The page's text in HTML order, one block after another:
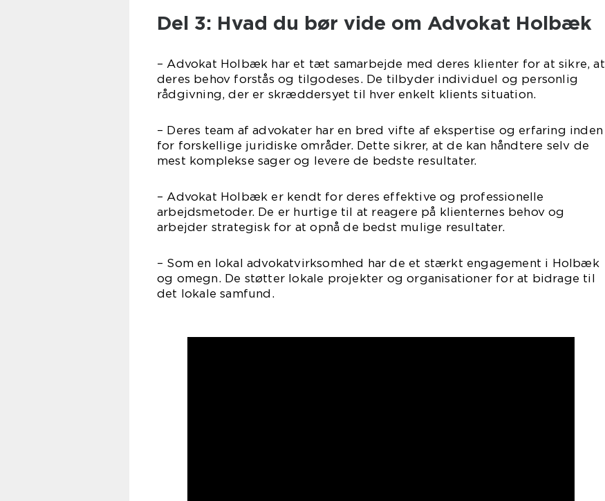
Del 3: Hvad du bør vide om Advokat Holbæk
– Advokat Holbæk har et tæt samarbejde med deres klienter for at sikre, at
deres behov forstås og tilgodeses. De tilbyder individuel og personlig
rådgivning, der er skræddersyet til hver enkelt klients situation.
– Deres team af advokater har en bred vifte af ekspertise og erfaring inden
for forskellige juridiske områder. Dette sikrer, at de kan håndtere selv de
mest komplekse sager og levere de bedste resultater.
– Advokat Holbæk er kendt for deres effektive og professionelle
arbejdsmetoder. De er hurtige til at reagere på klienternes behov og
arbejder strategisk for at opnå de bedst mulige resultater.
– Som en lokal advokatvirksomhed har de et stærkt engagement i Holbæk
og omegn. De støtter lokale projekter og organisationer for at bidrage til
det lokale samfund.